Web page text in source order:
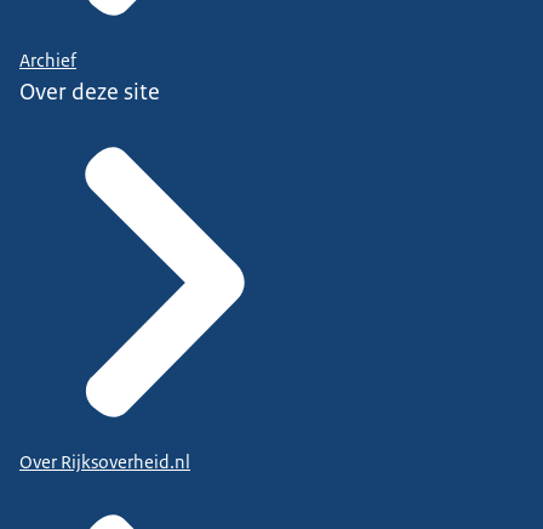
Archief
Over deze site
Over Rijksoverheid.nl